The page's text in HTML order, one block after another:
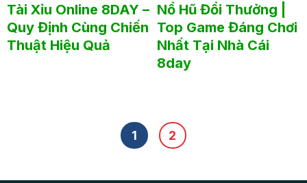
Tài Xỉu Online 8DAY –
Quy Định Cùng Chiến
Thuật Hiệu Quả
Nổ Hũ Đổi Thưởng |
Top Game Đáng Chơi
Nhất Tại Nhà Cái
8day
1 2